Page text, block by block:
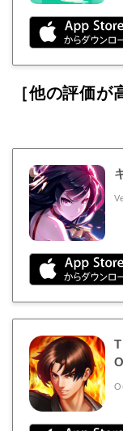
［他の評価が